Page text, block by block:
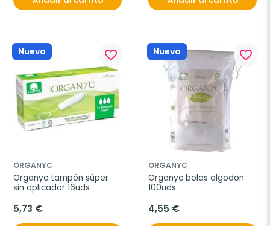
Nuevo favorite_border
ORGANYC
Organyc tampón súper
sin aplicador 16uds
5,73 €
Nuevo favorite_border
ORGANYC
Organyc bolas algodon
100uds
4,55 €